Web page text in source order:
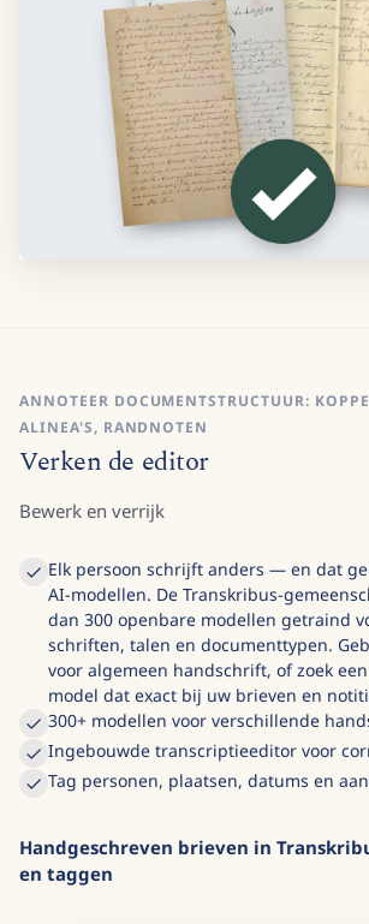
ANNOTEER DOCUMENTSTRUCTUUR:
ALINEA'S, RANDNOTEN
Verken de editor
Elk persoon schrijft anders — en dat
AI-modellen. De Transkribus-
dan 300 openbare modellen getraind
schriften, talen en documenttypen.
voor algemeen handschrift, of zoek een
model dat exact bij uw brieven en
300+ modellen voor verschillende
Ingebouwde transcriptieeditor voor
Handgeschreven brieven in